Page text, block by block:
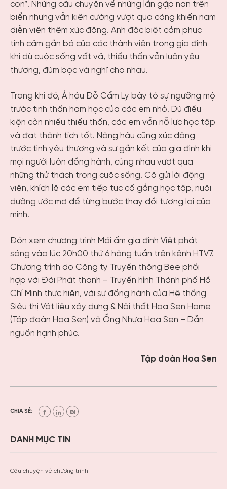
con”. Những câu chuyện về những lần gặp nạn trên
biển nhưng vẫn kiên cường vượt qua càng khiến nam
diễn viên thêm xúc động. Anh đặc biệt cảm phục
tình cảm gắn bó của các thành viên trong gia đình
khi dù cuộc sống vất vả, thiếu thốn vẫn luôn yêu
thương, đùm bọc và nghĩ cho nhau.
Trong khi đó, Á hậu Đỗ Cẩm Ly bày tỏ sự ngưỡng mộ
trước tinh thần ham học của các em nhỏ. Dù điều
kiện còn nhiều thiếu thốn, các em vẫn nỗ lực học tập
và đạt thành tích tốt. Nàng hậu cũng xúc động
trước tình yêu thương và sự gắn kết của gia đình khi
mọi người luôn đồng hành, cùng nhau vượt qua
những thử thách trong cuộc sống. Cô gửi lời động
viên, khích lệ các em tiếp tục cố gắng học tập, nuôi
dưỡng ước mơ để từng bước thay đổi tương lai của
mình.
Đón xem chương trình Mái ấm gia đình Việt phát
sóng vào lúc 20h00 thứ 6 hàng tuần trên kênh HTV7.
Chương trình do Công ty Truyền thông Bee phối
hợp với Đài Phát thanh – Truyền hình Thành phố Hồ
Chí Minh thực hiện, với sự đồng hành của Hệ thống
Siêu thị Vật liệu xây dựng & Nội thất Hoa Sen Home
(Tập đoàn Hoa Sen) và Ống Nhựa Hoa Sen – Dẫn
nguồn hạnh phúc.
Tập đoàn Hoa Sen
CHIA SẺ:
DANH MỤC TIN
Câu chuyện về chương trình